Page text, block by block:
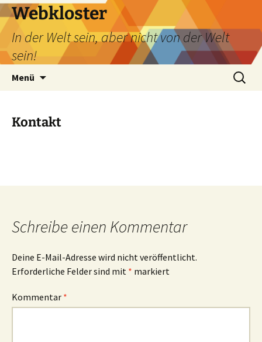
Webkloster
In der Welt sein, aber nicht von der Welt
sein!
Menü
Suchen
nach:
Kontakt
Schreibe einen Kommentar
Deine E-Mail-Adresse wird nicht veröffentlicht.
Erforderliche Felder sind mit * markiert
Kommentar *